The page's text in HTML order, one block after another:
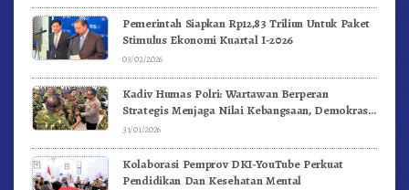
Pemerintah Siapkan Rp12,83 Triliun Untuk Paket
Stimulus Ekonomi Kuartal I-2026
03/02/2026
Kadiv Humas Polri: Wartawan Berperan
Strategis Menjaga Nilai Kebangsaan, Demokrasi,
dan NKRI
31/01/2026
Kolaborasi Pemprov DKI-YouTube Perkuat
Pendidikan Dan Kesehatan Mental